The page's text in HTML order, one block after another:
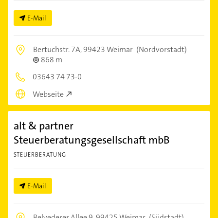
E-Mail
Bertuchstr. 7A,99423 Weimar (Nordvorstadt)
868 m
03643 74 73-0
Webseite
alt & partner
Steuerberatungsgesellschaft mbB
STEUERBERATUNG
E-Mail